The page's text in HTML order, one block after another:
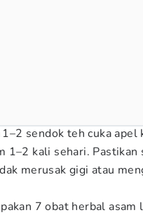
sendok teh cuka apel
1–2 kali sehari. Pastikan
merusak gigi atau
7 obat herbal asam